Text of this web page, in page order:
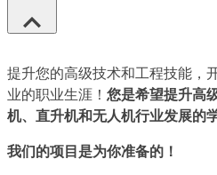
提升您的高级技术和工程技能，
业的职业生涯！ 您是希望提升高
机、直升机和无人机行业发展的
我们的项目是为你准备的！